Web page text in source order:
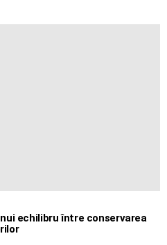
echilibru între conservarea